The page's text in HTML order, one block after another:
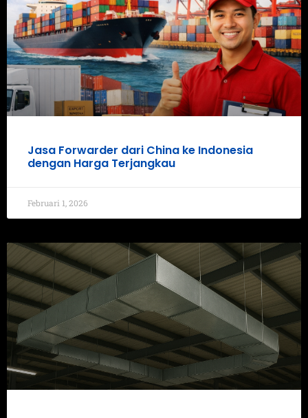
Jasa Forwarder dari China ke Indonesia
dengan Harga Terjangkau
Februari 1, 2026